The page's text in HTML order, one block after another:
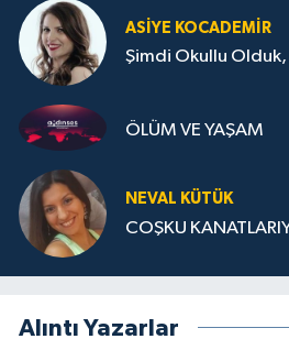
ASIYE KOCADEMİR
Şimdi Okullu Olduk,
ÖLÜM VE YAŞAM
NEVAL KÜTÜK
COŞKU
Alıntı Yazarlar